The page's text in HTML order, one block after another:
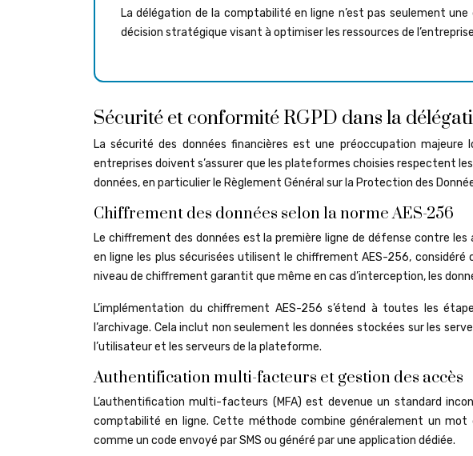
La délégation de la comptabilité en ligne n’est pas seulement
décision stratégique visant à optimiser les ressources de
Sécurité et conformité RGPD dans la
La sécurité des données financières est une préoccupation
entreprises doivent s’assurer que les plateformes choisies respectent
données, en particulier le Règlement Général sur la Protection des
Chiffrement des données selon la norme AES-256
Le chiffrement des données est la première ligne de défense contre
en ligne les plus sécurisées utilisent le chiffrement AES-256,
niveau de chiffrement garantit que même en cas d’interception, les
L’implémentation du chiffrement AES-256 s’étend à toutes les
l’archivage. Cela inclut non seulement les données stockées sur les
l’utilisateur et les serveurs de la plateforme.
Authentification multi-facteurs et gestion des accès
L’authentification multi-facteurs (MFA) est devenue un standard
comptabilité en ligne. Cette méthode combine généralement un
comme un code envoyé par SMS ou généré par une application dédiée.